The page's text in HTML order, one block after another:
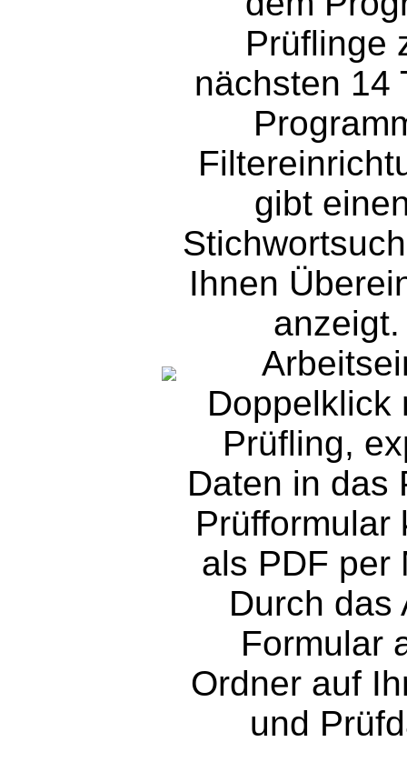
Prüflinge
nächsten 14
gibt
Ihnen
Doppelklick
Prüfling,
Daten in das
Prüfformular
als PDF per
Durch das
Formular
Ordner auf
und